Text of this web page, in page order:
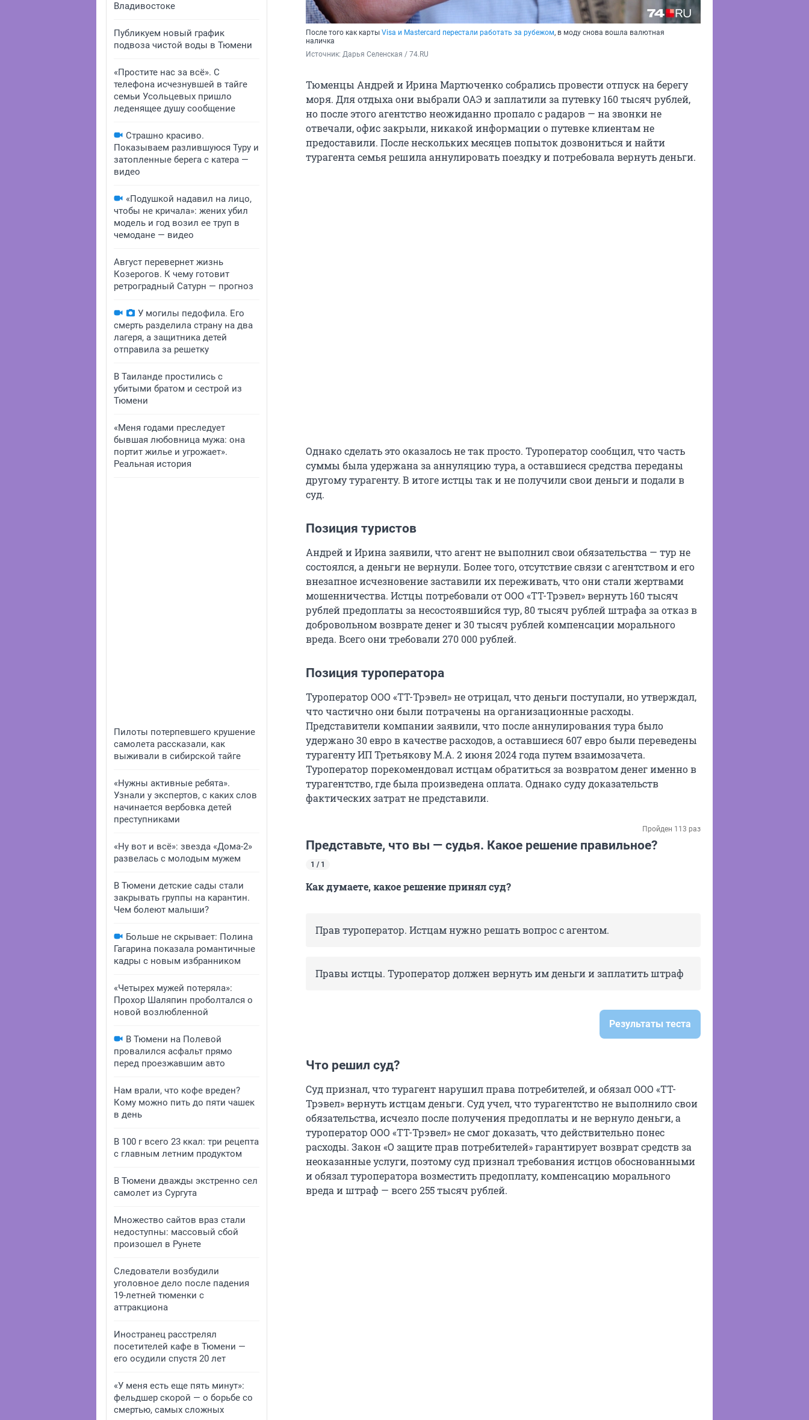
Владивостоке
Публикуем новый график
подвоза чистой воды в Тюмени
«Простите нас за всё». С
телефона исчезнувшей в тайге
семьи Усольцевых пришло
леденящее душу сообщение
Страшно красиво.
Показываем разлившуюся Туру и
затопленные берега с катера —
видео
«Подушкой надавил на лицо,
чтобы не кричала»: жених убил
модель и год возил ее труп в
чемодане — видео
Август перевернет жизнь
Козерогов. К чему готовит
ретроградный Сатурн — прогноз
У могилы педофила. Его
смерть разделила страну на два
лагеря, а защитника детей
отправила за решетку
В Таиланде простились с
убитыми братом и сестрой из
Тюмени
«Меня годами преследует
бывшая любовница мужа: она
портит жилье и угрожает».
Реальная история
Пилоты потерпевшего крушение
самолета рассказали, как
выживали в сибирской тайге
«Нужны активные ребята».
Узнали у экспертов, с каких слов
начинается вербовка детей
преступниками
«Ну вот и всё»: звезда «Дома-2»
развелась с молодым мужем
В Тюмени детские сады стали
закрывать группы на карантин.
Чем болеют малыши?
Больше не скрывает: Полина
Гагарина показала романтичные
кадры с новым избранником
«Четырех мужей потеряла»:
Прохор Шаляпин проболтался о
новой возлюбленной
В Тюмени на Полевой
провалился асфальт прямо
перед проезжавшим авто
Нам врали, что кофе вреден?
Кому можно пить до пяти чашек
в день
В 100 г всего 23 ккал: три рецепта
с главным летним продуктом
В Тюмени дважды экстренно сел
самолет из Сургута
Множество сайтов враз стали
недоступны: массовый сбой
произошел в Рунете
Следователи возбудили
уголовное дело после падения
19-летней тюменки с
аттракциона
Иностранец расстрелял
посетителей кафе в Тюмени —
его осудили спустя 20 лет
«У меня есть еще пять минут»:
фельдшер скорой — о борьбе со
смертью, самых сложных
После того как карты Visa и Mastercard перестали работать за рубежом, в моду снова вошла валютная
наличка
Источник: Дарья Селенская / 74.RU
Тюменцы Андрей и Ирина Мартюченко собрались провести отпуск на берегу
моря. Для отдыха они выбрали ОАЭ и заплатили за путевку 160 тысяч рублей,
но после этого агентство неожиданно пропало с радаров — на звонки не
отвечали, офис закрыли, никакой информации о путевке клиентам не
предоставили. После нескольких месяцев попыток дозвониться и найти
турагента семья решила аннулировать поездку и потребовала вернуть деньги.
Однако сделать это оказалось не так просто. Туроператор сообщил, что часть
суммы была удержана за аннуляцию тура, а оставшиеся средства переданы
другому турагенту. В итоге истцы так и не получили свои деньги и подали в
суд.
Позиция туристов
Андрей и Ирина заявили, что агент не выполнил свои обязательства — тур не
состоялся, а деньги не вернули. Более того, отсутствие связи с агентством и его
внезапное исчезновение заставили их переживать, что они стали жертвами
мошенничества. Истцы потребовали от ООО «ТТ-Трэвел» вернуть 160 тысяч
рублей предоплаты за несостоявшийся тур, 80 тысяч рублей штрафа за отказ в
добровольном возврате денег и 30 тысяч рублей компенсации морального
вреда. Всего они требовали 270 000 рублей.
Позиция туроператора
Туроператор ООО «ТТ-Трэвел» не отрицал, что деньги поступали, но утверждал,
что частично они были потрачены на организационные расходы.
Представители компании заявили, что после аннулирования тура было
удержано 30 евро в качестве расходов, а оставшиеся 607 евро были переведены
турагенту ИП Третьякову М.А. 2 июня 2024 года путем взаимозачета.
Туроператор порекомендовал истцам обратиться за возвратом денег именно в
турагентство, где была произведена оплата. Однако суду доказательств
фактических затрат не представили.
Пройден 113 раз
Представьте, что вы — судья. Какое решение правильное?
1 / 1
Как думаете, какое решение принял суд?
Прав туроператор. Истцам нужно решать вопрос с агентом.
Правы истцы. Туроператор должен вернуть им деньги и заплатить штраф
Результаты теста
Что решил суд?
Суд признал, что турагент нарушил права потребителей, и обязал ООО «ТТ-
Трэвел» вернуть истцам деньги. Суд учел, что турагентство не выполнило свои
обязательства, исчезло после получения предоплаты и не вернуло деньги, а
туроператор ООО «ТТ-Трэвел» не смог доказать, что действительно понес
расходы. Закон «О защите прав потребителей» гарантирует возврат средств за
неоказанные услуги, поэтому суд признал требования истцов обоснованными
и обязал туроператора возместить предоплату, компенсацию морального
вреда и штраф — всего 255 тысяч рублей.